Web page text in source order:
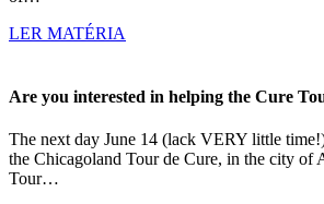
LER MATÉRIA
Are you interested in helping the Cure
The next day June 14 (lack VERY little
the Chicagoland Tour de Cure, in the city of
Tour…